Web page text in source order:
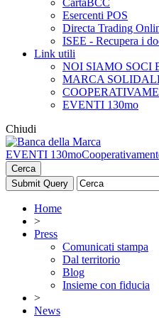
CartaBCC
Esercenti POS
Directa Trading
ISEE - Recupera i
Link utili
NOI SIAMO SOCI
MARCA
EVENTI 130mo
Chiudi
EVENTI 130mo
Cerca
Home
>
Press
Comunicati stampa
Dal territorio
Blog
Insieme con fiducia
>
News